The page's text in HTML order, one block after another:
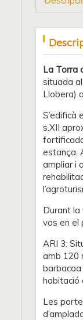
La Torra
situada
Llobera)
S’edificà
s.XII
estança.
ampliar i
Durant
vos en el
ARI 3:
amb 120
barbacoa
habitació
Les